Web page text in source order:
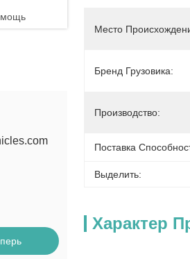
Место
Бренд Грузовика:
Производство:
Поставка
Выделить:
Характер